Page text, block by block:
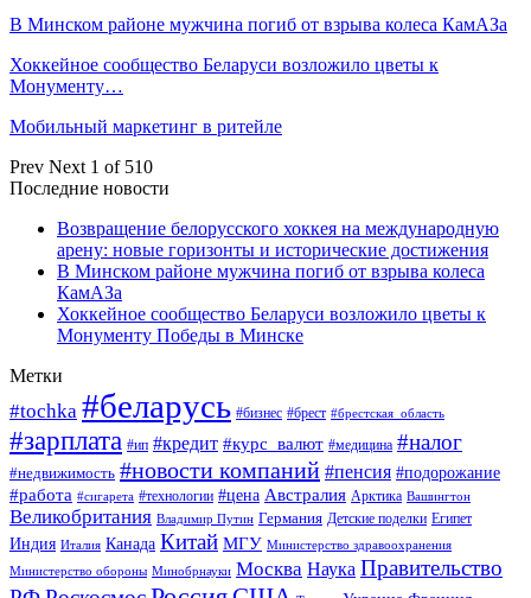
В Минском районе мужчина погиб от взрыва колеса КамАЗа
Хоккейное сообщество Беларуси возложило цветы к
Монументу…
Мобильный маркетинг в ритейле
Prev Next 1 of 510
Последние новости
Возвращение белорусского хоккея на международную
арену: новые горизонты и исторические достижения
В Минском районе мужчина погиб от взрыва колеса
КамАЗа
Хоккейное сообщество Беларуси возложило цветы к
Монументу Победы в Минске
Метки
#tochka #беларусь #бизнес #брест #брестская_область
#зарплата #ип #кредит #курс_валют #медицина #налог
#недвижимость #новости компаний #пенсия #подорожание
#работа #сигарета #технологии #цена Австралия Арктика Вашингтон
Великобритания Владимир Путин Германия Детские поделки Египет
Индия Италия Канада Китай МГУ Министерство здравоохранения
Министерство обороны Минобрнауки Москва Наука Правительство